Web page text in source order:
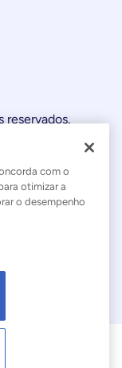
reservados.
Legal
de Privacidade
com o
otimizar a
o desempenho